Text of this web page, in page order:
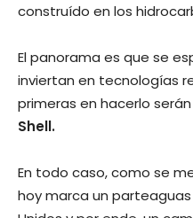
construído en los
El panorama es que se
inviertan en tecnologías
primeras en hacerlo
Shell.
En todo caso, como se
hoy marca un